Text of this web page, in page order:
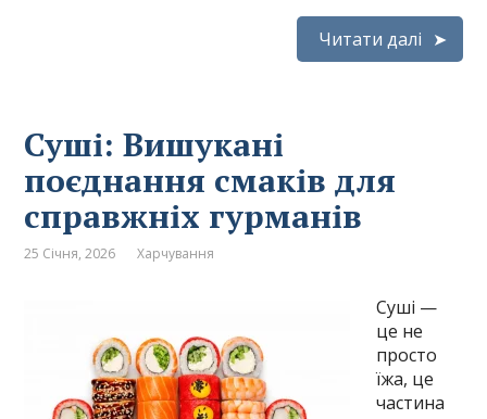
Читати далі
Суші: Вишукані
поєднання смаків для
справжніх гурманів
25 Січня, 2026 Харчування
Суші —
це не
просто
їжа, це
частина